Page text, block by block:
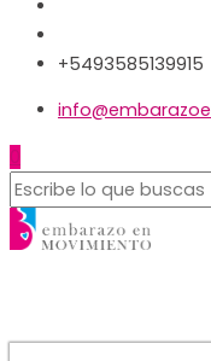
+5493585139915
0